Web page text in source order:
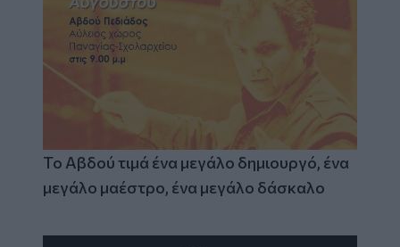
Το Αβδού τιμά ένα μεγάλο δημιουργό, ένα
μεγάλο μαέστρο, ένα μεγάλο δάσκαλο